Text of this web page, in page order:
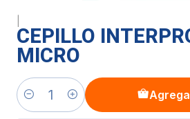
CEPILLO
MICRO
Cantidad